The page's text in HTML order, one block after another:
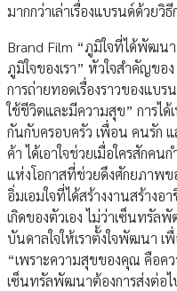
มากกว่าเล่าเรื่องแบรนด์ด้วยวิ
Brand Film “ภูมิใจที่ได้พัฒน
ภูมิใจของเรา” หัวใจสำคัญข
การถ่ายทอดเรื่องราวของแบ
ใช้ชีวิตและมีความสุข” การได้
กันกับครอบครัว เพื่อน คนรัก แ
ค้า ได้เอาใจช่วยเมื่อใครสักค
แห่งโอกาสที่ช่วยดึงศักยภาพข
อิ่มเอมใจที่ได้สร้างงานสร้าง
เกิดของตัวเอง ไม่ว่าเซ็นทรัล
บันดาลใจให้เราตั้งใจพัฒนา
“เพราะความสุขของคุณ คือค
เซ็นทรัลพัฒนาต้องการส่งต่อ